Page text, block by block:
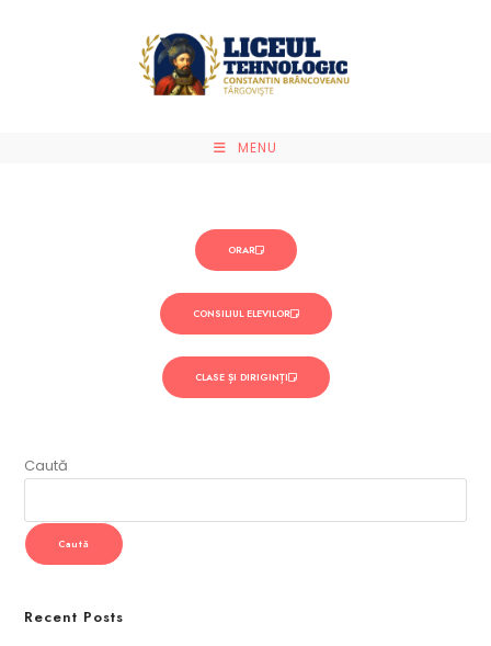
MENU
ORAR
CONSILIUL ELEVILOR
CLASE ȘI DIRIGINȚI
Caută
Caută
Recent Posts